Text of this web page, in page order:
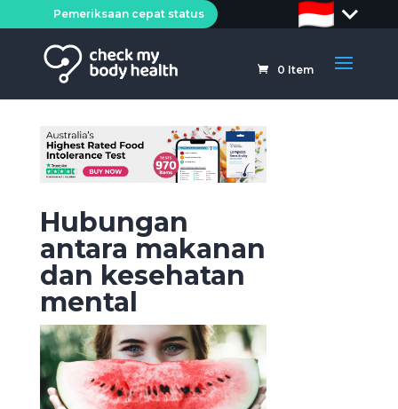
Pemeriksaan cepat status
0 Item
Hubungan
antara makanan
dan kesehatan
mental